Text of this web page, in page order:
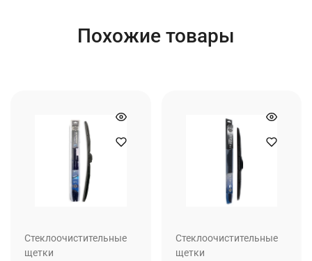
Похожие товары
Стеклоочистительные
щетки
Стеклоочистительные
щетки